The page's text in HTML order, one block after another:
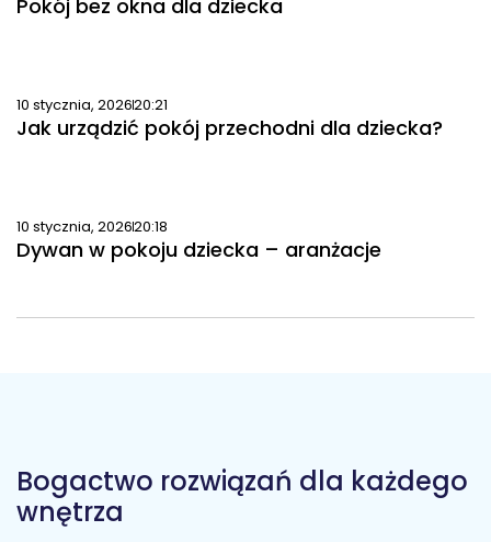
Pokój bez okna dla dziecka
10 stycznia, 202620:21
Jak urządzić pokój przechodni dla dziecka?
10 stycznia, 202620:18
Dywan w pokoju dziecka – aranżacje
Bogactwo rozwiązań dla każdego
wnętrza